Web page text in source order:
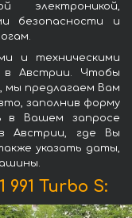
электроникой,
безопасности и
и техническими
в Австрии. Чтобы
мы предлагаем Вам
заполнив форму
в Вашем запросе
Австрии, где Вы
указать даты,
Turbo S: